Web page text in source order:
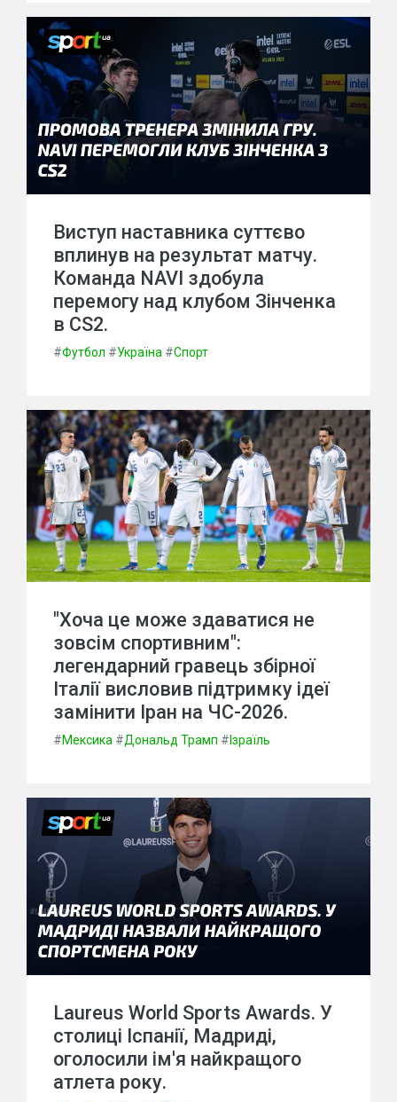
Виступ наставника суттєво
вплинув на результат матчу.
Команда NAVI здобула
перемогу над клубом Зінченка
в CS2.
#Футбол #Україна #Спорт
"Хоча це може здаватися не
зовсім спортивним":
легендарний гравець збірної
Італії висловив підтримку ідеї
замінити Іран на ЧС-2026.
#Мексика #Дональд Трамп # Ізраїль
Laureus World Sports Awards. У
столиці Іспанії, Мадриді,
оголосили ім'я найкращого
атлета року.